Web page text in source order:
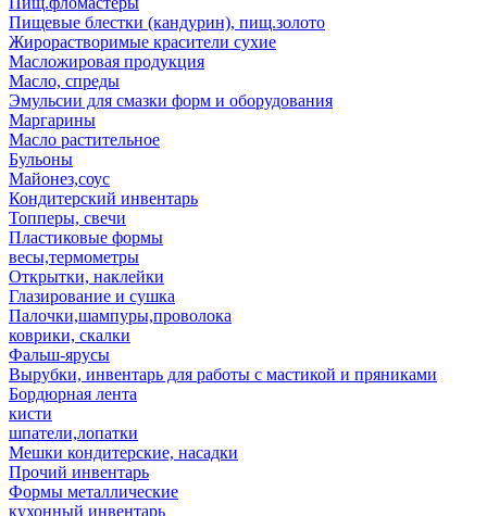
Пищевые блестки (кандурин), пищ.золото
Жирорастворимые красители сухие
Масложировая продукция
Масло, спреды
Эмульсии для смазки форм и оборудования
Маргарины
Масло растительное
Бульоны
Майонез,соус
Кондитерский инвентарь
Топперы, свечи
Пластиковые формы
весы,термометры
Открытки, наклейки
Глазирование и сушка
Палочки,шампуры,проволока
коврики, скалки
Фальш-ярусы
Вырубки, инвентарь для работы с мастикой и пряниками
Бордюрная лента
кисти
шпатели,лопатки
Мешки кондитерские, насадки
Прочий инвентарь
Формы металлические
кухонный инвентарь